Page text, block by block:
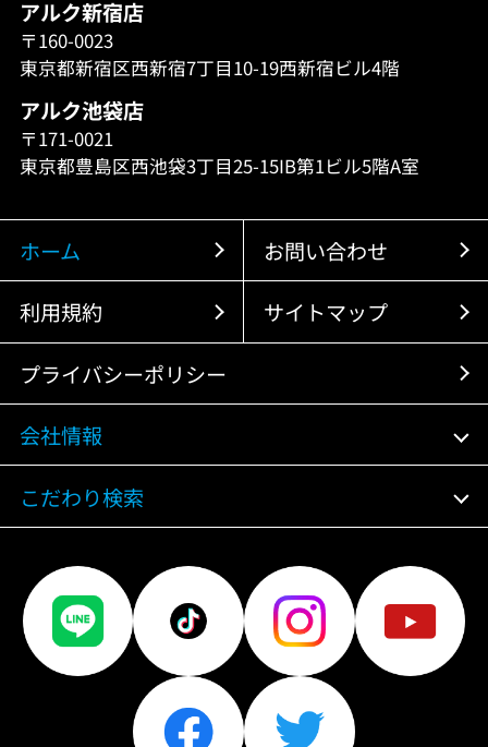
アルク新宿店
〒160-0023
東京都新宿区西新宿7丁目10-19西新宿ビル4階
アルク池袋店
〒171-0021
東京都豊島区西池袋3丁目25-15IB第1ビル5階A室
ホーム お問い合わせ
利用規約 サイトマップ
プライバシーポリシー
会社情報
こだわり検索